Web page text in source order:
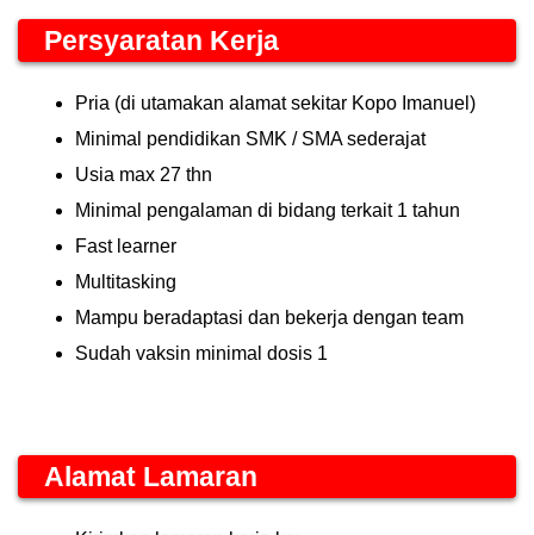
Persyaratan Kerja
Pria (di utamakan alamat sekitar Kopo Imanuel)
Minimal pendidikan SMK / SMA sederajat
Usia max 27 thn
Minimal pengalaman di bidang terkait 1 tahun
Fast learner
Multitasking
Mampu beradaptasi dan bekerja dengan team
Sudah vaksin minimal dosis 1
Alamat Lamaran